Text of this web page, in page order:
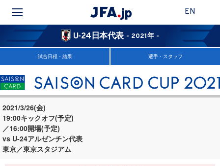
EN
U-24日本代表 - 2021年 -
試合日程・結果 選手・スタッフ
2021/3/26(金)
19:00キックオフ(予定)
／16:00開場(予定)
vs U-24アルゼンチン代表
東京／東京スタジアム